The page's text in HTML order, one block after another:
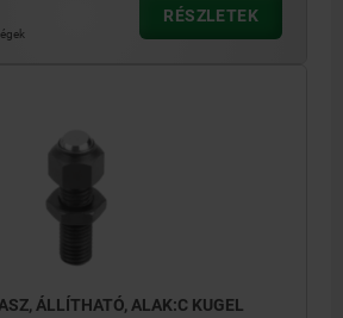
RÉSZLETEK
ÁLLÍTHATÓ, ALAK:C KUGEL